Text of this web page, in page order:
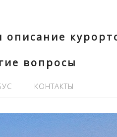
вопросы
КОНТАКТЫ